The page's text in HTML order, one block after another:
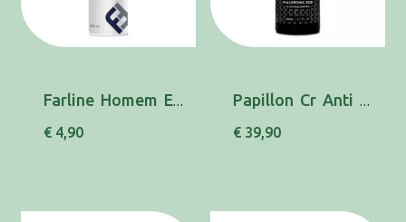
Farline Homem Esp Barbear Psens 100Ml
€ 4,90
Papillon Cr Anti Age 50ml
€ 39,90